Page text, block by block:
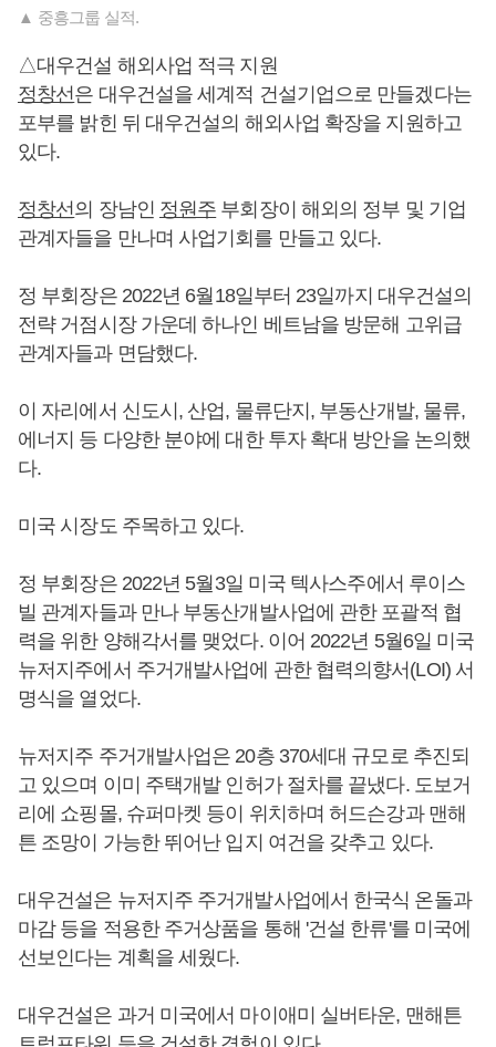
▲ 중흥그룹 실적.
△대우건설 해외사업 적극 지원
정창선은 대우건설을 세계적 건설기업으로 만들겠다는
포부를 밝힌 뒤 대우건설의 해외사업 확장을 지원하고
있다.
정창선의 장남인 정원주 부회장이 해외의 정부 및 기업
관계자들을 만나며 사업기회를 만들고 있다.
정 부회장은 2022년 6월18일부터 23일까지 대우건설의
전략 거점시장 가운데 하나인 베트남을 방문해 고위급
관계자들과 면담했다.
이 자리에서 신도시, 산업, 물류단지, 부동산개발, 물류,
에너지 등 다양한 분야에 대한 투자 확대 방안을 논의했
다.
미국 시장도 주목하고 있다.
정 부회장은 2022년 5월3일 미국 텍사스주에서 루이스
빌 관계자들과 만나 부동산개발사업에 관한 포괄적 협
력을 위한 양해각서를 맺었다. 이어 2022년 5월6일 미국
뉴저지주에서 주거개발사업에 관한 협력의향서(LOI) 서
명식을 열었다.
뉴저지주 주거개발사업은 20층 370세대 규모로 추진되
고 있으며 이미 주택개발 인허가 절차를 끝냈다. 도보거
리에 쇼핑몰, 슈퍼마켓 등이 위치하며 허드슨강과 맨해
튼 조망이 가능한 뛰어난 입지 여건을 갖추고 있다.
대우건설은 뉴저지주 주거개발사업에서 한국식 온돌과
마감 등을 적용한 주거상품을 통해 '건설 한류'를 미국에
선보인다는 계획을 세웠다.
대우건설은 과거 미국에서 마이애미 실버타운, 맨해튼